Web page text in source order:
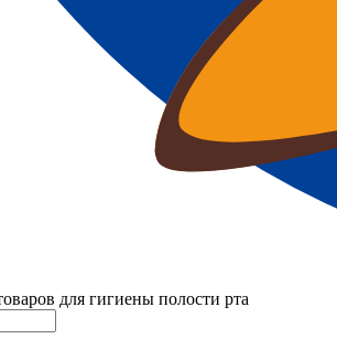
для гигиены полости рта